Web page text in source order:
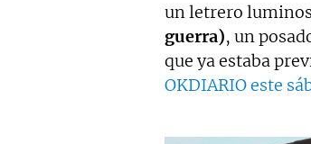
un letrero
guerra), un
que ya estaba
OKDIARIO este